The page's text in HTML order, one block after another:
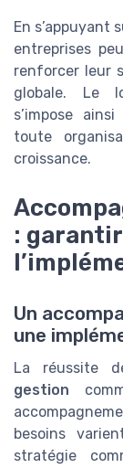
En s’appuyant
entreprises
renforcer leur
globale. Le
s’impose
toute
croissance.
:
Un
une
La réussite
gestion
besoins
stratégie